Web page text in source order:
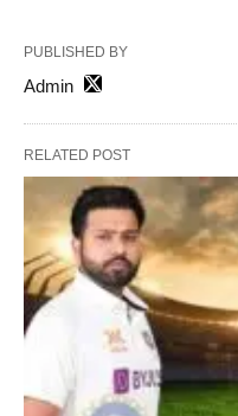
PUBLISHED BY
Admin
RELATED POST